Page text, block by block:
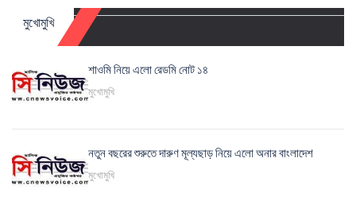
মুখোমুখি
শাওমি নিয়ে এলো রেডমি নোট ১৪
মুখোমুখি
নতুন বছরের শুরুতে দারুণ মূল্যছাড় নিয়ে এলো অনার বাংলাদেশ
মুখোমুখি